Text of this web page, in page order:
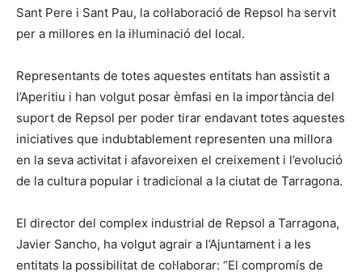
Sant Pere i Sant Pau, la col·laboració de Repsol ha servit
per a millores en la il·luminació del local.
Representants de totes aquestes entitats han assistit a
l’Aperitiu i han volgut posar èmfasi en la importància del
suport de Repsol per poder tirar endavant totes aquestes
iniciatives que indubtablement representen una millora
en la seva activitat i afavoreixen el creixement i l’evolució
de la cultura popular i tradicional a la ciutat de Tarragona.
El director del complex industrial de Repsol a Tarragona,
Javier Sancho, ha volgut agrair a l’Ajuntament i a les
entitats la possibilitat de col·laborar: “El compromís de